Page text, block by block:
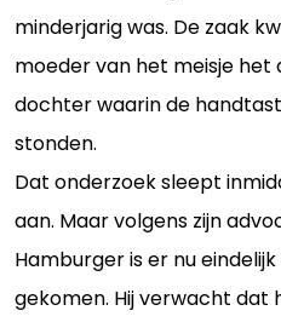
minderjarig was. De zaak
moeder van het meisje het
dochter waarin de
stonden.
Dat onderzoek sleept
aan. Maar volgens zijn
Hamburger is er nu
gekomen. Hij verwacht dat